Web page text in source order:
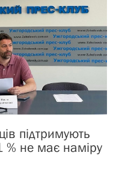
підтримують
% не має наміру